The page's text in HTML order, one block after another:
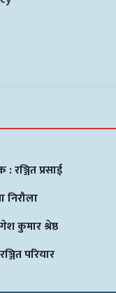
:रञ्जित प्रसाई
निरौला
गेश कुमार श्रेष्ठ
रञ्जित परियार